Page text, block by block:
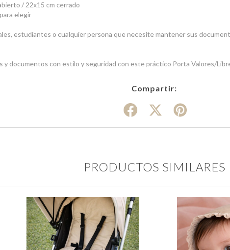
/ 22x15 cm cerrado
elegir
estudiantes o cualquier persona que necesite mantener sus
y documentos con estilo y seguridad con este práctico Porta Valores/
Compartir:
PRODUCTOS SIMILARES